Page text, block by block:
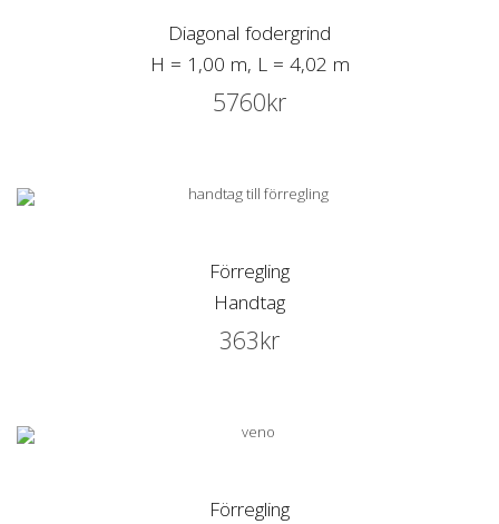
Diagonal fodergrind
H = 1,00 m, L = 4,02 m
5760kr
Förregling
Handtag
363kr
Förregling